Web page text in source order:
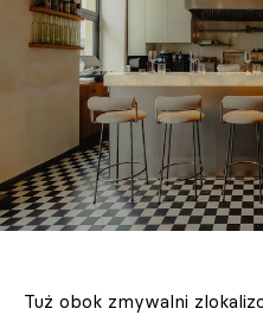
Tuż obok zmywalni